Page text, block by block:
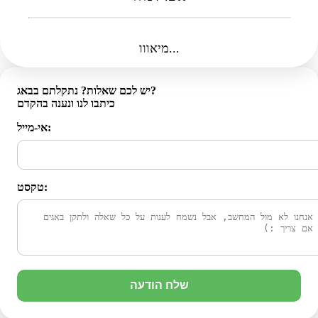
מיאווו...
יש לכם שאלות? נתקלתם בבאג?
כיתבו לנו ונענה בהקדם
אי-מייל:
טקסט:
שלח הודעה